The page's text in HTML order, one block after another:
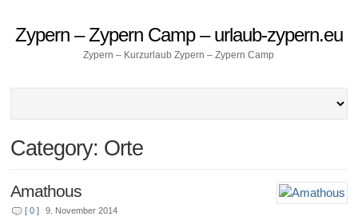
Zypern – Zypern Camp – urlaub-zypern.eu
Zypern – Kurzurlaub Zypern – Zypern Camp
Category: Orte
Amathous
[ 0 ] 9. November 2014